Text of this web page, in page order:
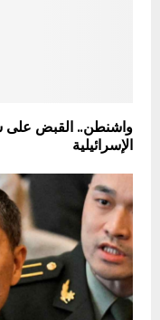
واشنطن.. القبض على
الإسرائيلية